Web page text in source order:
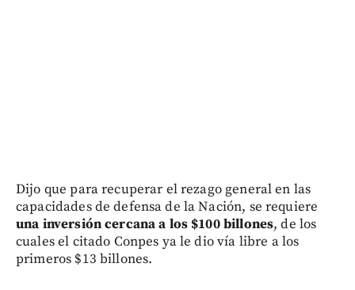
Dijo que para recuperar el rezago general en las
capacidades de defensa de la Nación, se requiere
una inversión cercana a los $100 billones, de los
cuales el citado Conpes ya le dio vía libre a los
primeros $13 billones.